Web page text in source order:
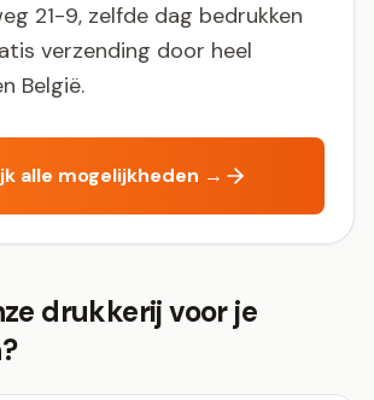
21-9, zelfde dag bedrukken
verzending door heel
België.
alle mogelijkheden →
drukkerij voor je